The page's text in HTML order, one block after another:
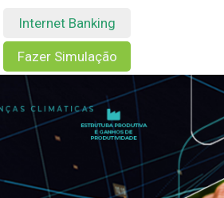
Internet Banking
Fazer Simulação